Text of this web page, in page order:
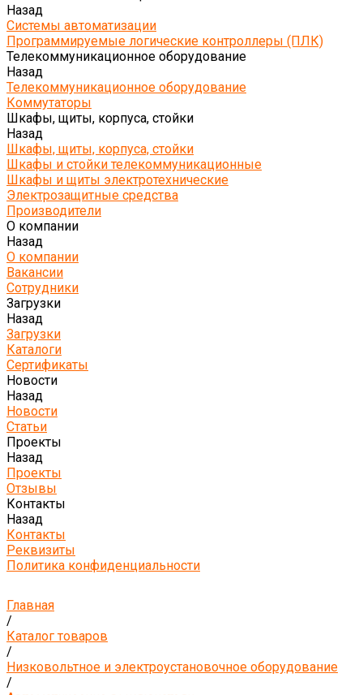
Назад
Системы автоматизации
Программируемые логические контроллеры (ПЛК)
Телекоммуникационное оборудование
Назад
Телекоммуникационное оборудование
Коммутаторы
Шкафы, щиты, корпуса, стойки
Назад
Шкафы, щиты, корпуса, стойки
Шкафы и стойки телекоммуникационные
Шкафы и щиты электротехнические
Электрозащитные средства
Производители
О компании
Назад
О компании
Вакансии
Сотрудники
Загрузки
Назад
Загрузки
Каталоги
Сертификаты
Новости
Назад
Новости
Статьи
Проекты
Назад
Проекты
Отзывы
Контакты
Назад
Контакты
Реквизиты
Политика конфиденциальности
Главная
/
Каталог товаров
/
Низковольтное и электроустановочное оборудование
/